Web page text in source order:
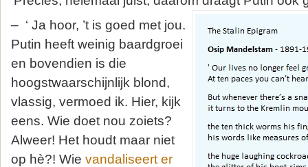
– ‘ Ja hoor, ’t is goed met jou.
Putin heeft weinig baardgroei
en bovendien is die
hoogstwaarschijnlijk blond,
vlassig, vermoed ik. Hier, kijk
eens. Wie doet nou zoiets?
Alweer! Het houdt maar niet
op hè?! Wie vandaliseert er